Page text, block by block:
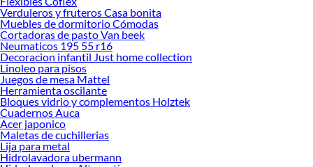
Verduleros y fruteros Casa bonita
Muebles de dormitorio Cómodas
Cortadoras de pasto Van beek
Neumaticos 195 55 r16
Decoracion infantil Just home collection
Linoleo para pisos
Juegos de mesa Mattel
Herramienta oscilante
Bloques vidrio y complementos Holztek
Cuadernos Auca
Acer japonico
Maletas de cuchillerias
Lija para metal
Hidrolavadora ubermann